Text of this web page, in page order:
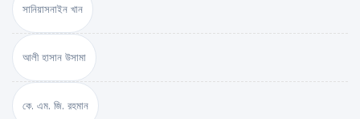
সানিয়াসনাইন খান
আলী হাসান উসামা
কে. এম. জি. রহমান